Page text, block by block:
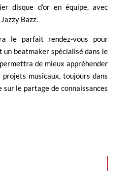
disque d’or en équipe, avec
Bazz.
le parfait rendez-vous pour
un beatmaker spécialisé dans le
de mieux appréhender
musicaux, toujours dans
sur le partage de connaissances